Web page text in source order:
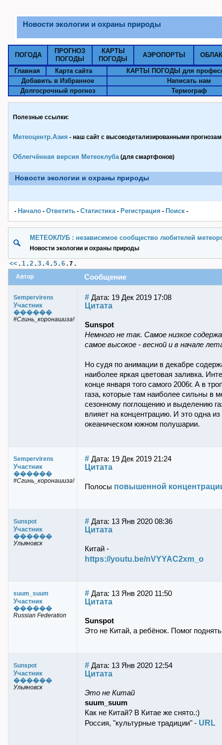
Новости экологии и охраны природы
ПОГОДА
ПРОГНОЗ
ПОГОДЫ
КАРТЫ
ПОГОДЫ
АЭРОПОРТЫ
Главная Карта сайта
КАРТЫ ПОГОДЫ для
Добавить в Избранное
Написать нам
Долгосрочный прогноз
Термограф
Полезные ссылки:
Метеоцентр.Азия - наш сайт с высокодетализированными
Облегчённая версия Метеоклуба(для смартфонов)
Новости экологии и охраны природы
- Начало - Ответить - Статистика- Pегистрация - Поиск -
МЕТЕОКЛУБ : независимое сообщество любителей
Новости экологии и охраны природы
<< . 1 . 2 . 3 . 4. 5 . 6 . 7 .
Автор
Сообщение
Sempervirens
Участник
������
#Сгинь_коронашиза!
# Дата: 19 Дек 2019 17:08
Цитата
Sunspot
Немного не так. Самое низкое
самое высокое - весной и в начале
Но судя по анимации в декабре
наиболее яркая цветовая заливка.
конце января того самого 2006г. А в
газа, которые там наиболее сильны в
сезонному поглощению и выделению
влияет на концентрацию. И это одна
океаническом южном полушарии.
Sempervirens
Участник
������
#Сгинь_коронашиза!
# Дата: 19 Дек 2019 21:24
Цитата
Полосы повышенной
Sunspot
Участник
������
Ульяновск
# Дата: 13 Янв 2020 08:36
Цитата
Китай -
https://youtu.be/nVYYAC2xm_o
suum_suum
Участник
������
Russian Federation
# Дата: 13 Янв 2020 11:50
Цитата
Sunspot
Это не Китай, а ребёнок. Помог
Sunspot
Участник
������
Ульяновск
# Дата: 13 Янв 2020 12:54
Цитата
Это не Китай
suum_suum
Как не Китай? В Китае же снято.:)
Россия, "культурные традиции" - URL